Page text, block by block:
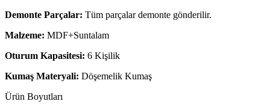
Demonte Parçalar: Tüm parçalar demonte gönderilir.
Malzeme: MDF+Suntalam
Oturum Kapasitesi: 6 Kişilik
Kumaş Materyali: Döşemelik Kumaş
Ürün Boyutları